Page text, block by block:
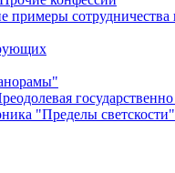
примеры сотрудничества
"Пределы светскости"